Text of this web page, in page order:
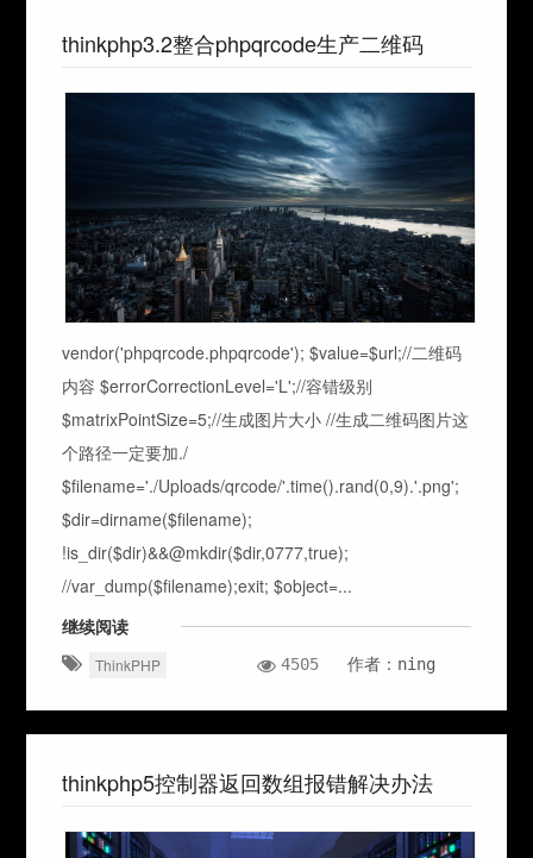
thinkphp3.2整合phpqrcode生产二维码
vendor('phpqrcode.phpqrcode'); $value=$url;//二维码
内容 $errorCorrectionLevel='L';//容错级别
$matrixPointSize=5;//生成图片大小 //生成二维码图片这
个路径一定要加./
$filename='./Uploads/qrcode/'.time().rand(0,9).'.png';
$dir=dirname($filename);
!is_dir($dir)&&@mkdir($dir,0777,true);
//var_dump($filename);exit; $object=...
继续阅读
ThinkPHP 4505 作者：ning
thinkphp5控制器返回数组报错解决办法